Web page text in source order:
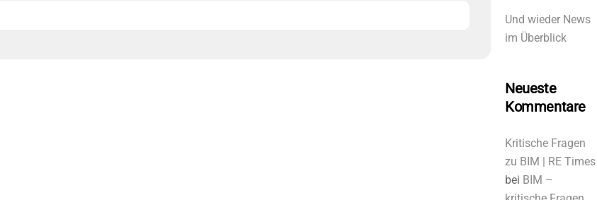
Und wieder News
im Überblick
Neueste
Kommentare
Kritische Fragen
zu BIM | RE Times
bei BIM –